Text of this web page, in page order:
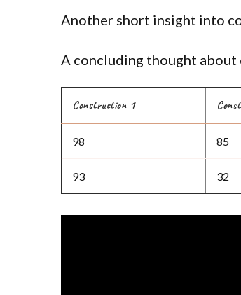
Another short insight into
A concluding thought
Construction 1
98 85
93 32